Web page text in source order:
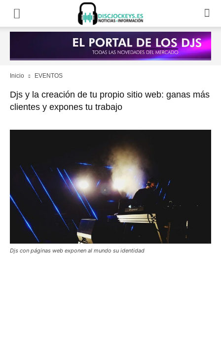
Inicio EVENTOS
Djs y la creación de tu propio sitio web: ganas más
clientes y expones tu trabajo
Djs con páginas web exponen al mundo su identidad